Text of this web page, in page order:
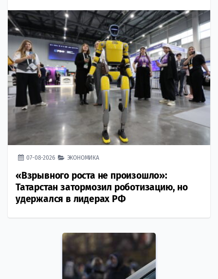
07-08-2026 ЭКОНОМИКА
«Взрывного роста не произошло»:
Татарстан затормозил роботизацию, но
удержался в лидерах РФ